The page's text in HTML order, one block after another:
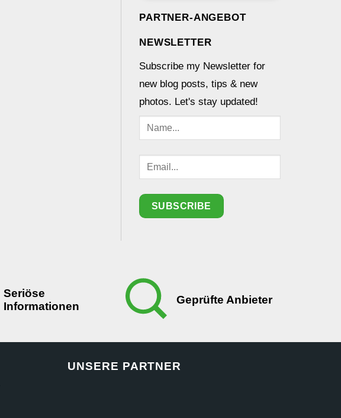
PARTNER-ANGEBOT
NEWSLETTER
Subscribe my Newsletter for
new blog posts, tips & new
photos. Let's stay updated!
Seriöse
Informationen
Geprüfte Anbieter
UNSERE PARTNER